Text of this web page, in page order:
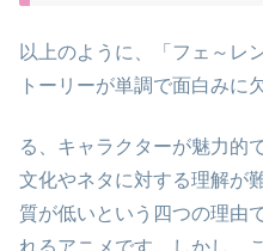
以上のように、「フェ～レ
トーリーが単調で面白みに
る、キャラクターが魅力的
文化やネタに対する理解が
質が低いという四つの理由
れるアニメです。しかし、